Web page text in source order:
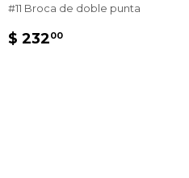
#11 Broca de doble punta
PRECIO
$ 23200